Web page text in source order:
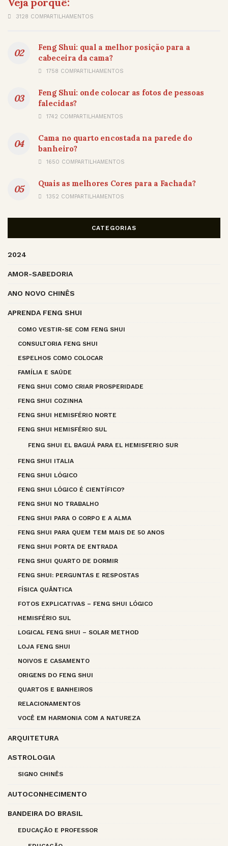
3128 COMPARTILHAMENTOS
Feng Shui: qual a melhor posição para a
cabeceira da cama?
1758 COMPARTILHAMENTOS
Feng Shui: onde colocar as fotos de pessoas
falecidas?
1742 COMPARTILHAMENTOS
Cama no quarto encostada na parede do
banheiro?
1650 COMPARTILHAMENTOS
Quais as melhores Cores para a Fachada?
1352 COMPARTILHAMENTOS
CATEGORIAS
2024
AMOR-SABEDORIA
ANO NOVO CHINÊS
APRENDA FENG SHUI
COMO VESTIR-SE COM FENG SHUI
CONSULTORIA FENG SHUI
ESPELHOS COMO COLOCAR
FAMÍLIA E SAÚDE
FENG SHUI COMO CRIAR PROSPERIDADE
FENG SHUI COZINHA
FENG SHUI HEMISFÉRIO NORTE
FENG SHUI HEMISFÉRIO SUL
FENG SHUI EL BAGUÁ PARA EL HEMISFERIO SUR
FENG SHUI ITALIA
FENG SHUI LÓGICO
FENG SHUI LÓGICO É CIENTÍFICO?
FENG SHUI NO TRABALHO
FENG SHUI PARA O CORPO E A ALMA
FENG SHUI PARA QUEM TEM MAIS DE 50 ANOS
FENG SHUI PORTA DE ENTRADA
FENG SHUI QUARTO DE DORMIR
FENG SHUI: PERGUNTAS E RESPOSTAS
FÍSICA QUÂNTICA
FOTOS EXPLICATIVAS – FENG SHUI LÓGICO
HEMISFÉRIO SUL
LOGICAL FENG SHUI – SOLAR METHOD
LOJA FENG SHUI
NOIVOS E CASAMENTO
ORIGENS DO FENG SHUI
QUARTOS E BANHEIROS
RELACIONAMENTOS
VOCÊ EM HARMONIA COM A NATUREZA
ARQUITETURA
ASTROLOGIA
SIGNO CHINÊS
AUTOCONHECIMENTO
BANDEIRA DO BRASIL
EDUCAÇÃO E PROFESSOR